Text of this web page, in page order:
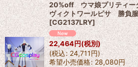
20%off ウマ娘プリティ
ヴィクトワールピサ 勝負
[CG2137LRY]
22,464円(税別)
(税込: 24,711円)
希望小売価格: 28,080円